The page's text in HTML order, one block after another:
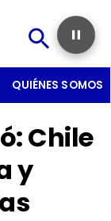
QUIÉNES SOMOS
Chile
y